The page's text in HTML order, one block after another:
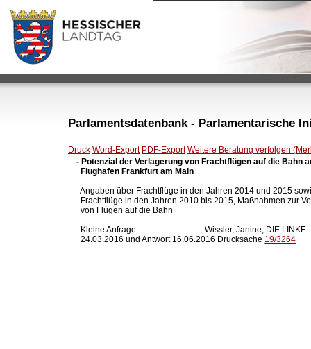
Parlamentsdatenbank - Parlamentarische
Druck Word-Export PDF-Export Weitere Beratung verfolgen
- Potenzial der Verlagerung von Frachtflügen auf die Bahn
  Flughafen Frankfurt am Main
Angaben über Frachtflüge in den Jahren 2014 und 2015
Frachtflüge in den Jahren 2010 bis 2015, Maßnahmen zur
  von Flügen auf die Bahn
  Kleine Anfrage                                 Wissler, Janine, DIE LINKE
  24.03.2016 und Antwort 16.06.2016 Drucksache
19/3264